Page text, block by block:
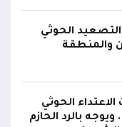
الحوثي
والمنطقة
الحوثي
بالرد الحازم